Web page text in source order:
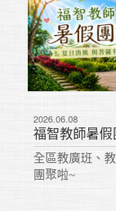
2026.06.08
全區教廣班、
團聚啦~